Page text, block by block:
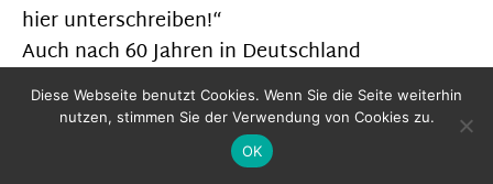
hier unterschreiben!“
Auch nach 60 Jahren in Deutschland
zucke ich bei derlei Situationen immer
noch zusammen. Vielleicht werden
unsere Kinder und Kindeskinder das
nicht mehr so extrem erleben müssen.
Diese Webseite benutzt Cookies. Wenn Sie die Seite weiterhin
nutzen, stimmen Sie der Verwendung von Cookies zu.
OK